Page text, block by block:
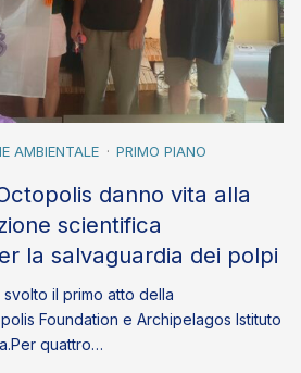
AMBIENTALE PRIMO PIANO
danno vita alla
scientifica
la salvaguardia dei polpi
il primo atto della
Foundation e Archipelagos Istituto
quattro…